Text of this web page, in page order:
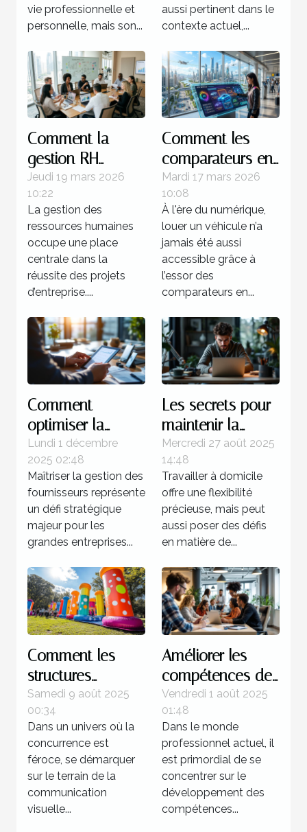
vie professionnelle et
personnelle, mais son...
aussi pertinent dans le
contexte actuel,...
Comment la
gestion RH
influence-t-elle le
succès des
projets
d'entreprise ?
Jeudi 19 mars 2026
10:22
La gestion des
ressources humaines
occupe une place
centrale dans la
réussite des projets
d’entreprise....
Comment les
comparateurs en
ligne
révolutionnent-ils
la location de
véhicules ?
Mardi 17 mars 2026
10:08
À l'ère du numérique,
louer un véhicule n’a
jamais été aussi
accessible grâce à
l’essor des
comparateurs en...
Comment
optimiser la
gestion de
fournisseurs dans
les grandes
entreprises ?
Lundi 1 décembre
2025 02:48
Maîtriser la gestion des
fournisseurs représente
un défi stratégique
majeur pour les
grandes entreprises...
Les secrets pour
maintenir la
motivation dans
un travail à
domicile
Mercredi 27 août 2025
14:48
Travailler à domicile
offre une flexibilité
précieuse, mais peut
aussi poser des défis
en matière de...
Comment les
structures
gonflables
personnalisées
boostent-elles
votre visibilité ?
Samedi 9 août 2025
00:34
Dans un univers où la
concurrence est
féroce, se démarquer
sur le terrain de la
communication
visuelle...
Améliorer les
compétences de
votre équipe :
méthodes et
avantages
Vendredi 1 août 2025
01:48
Dans le monde
professionnel actuel, il
est primordial de se
concentrer sur le
développement des
compétences...